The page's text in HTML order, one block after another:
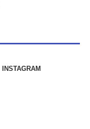
INSTAGRAM